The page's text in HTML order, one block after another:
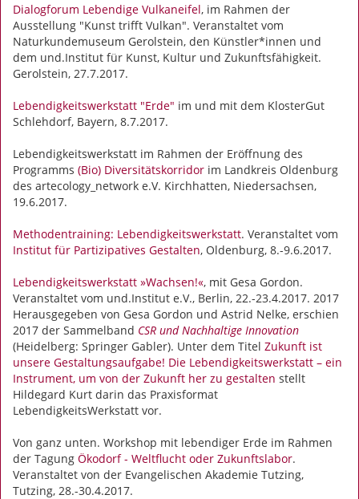
Dialogforum Lebendige Vulkaneifel, im Rahmen der
Ausstellung "Kunst trifft Vulkan". Veranstaltet vom
Naturkundemuseum Gerolstein, den Künstler*innen und
dem und.Institut für Kunst, Kultur und Zukunftsfähigkeit.
Gerolstein, 27.7.2017.
Lebendigkeitswerkstatt "Erde" im und mit dem KlosterGut
Schlehdorf, Bayern, 8.7.2017.
Lebendigkeitswerkstatt im Rahmen der Eröffnung des
Programms (Bio) Diversitätskorridor im Landkreis Oldenburg
des artecology_network e.V. Kirchhatten, Niedersachsen,
19.6.2017.
Methodentraining: Lebendigkeitswerkstatt. Veranstaltet vom
Institut für Partizipatives Gestalten, Oldenburg, 8.-9.6.2017.
Lebendigkeitswerkstatt »Wachsen!«, mit Gesa Gordon.
Veranstaltet vom und.Institut e.V., Berlin, 22.-23.4.2017. 2017
Herausgegeben von Gesa Gordon und Astrid Nelke, erschien
2017 der Sammelband CSR und Nachhaltige Innovation
(Heidelberg: Springer Gabler). Unter dem Titel Zukunft ist
unsere Gestaltungsaufgabe! Die Lebendigkeitswerkstatt – ein
Instrument, um von der Zukunft her zu gestalten stellt
Hildegard Kurt darin das Praxisformat
LebendigkeitsWerkstatt vor.
Von ganz unten. Workshop mit lebendiger Erde im Rahmen
der Tagung Ökodorf - Weltflucht oder Zukunftslabor.
Veranstaltet von der Evangelischen Akademie Tutzing,
Tutzing, 28.-30.4.2017.